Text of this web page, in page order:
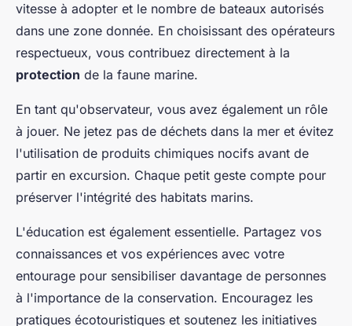
vitesse à adopter et le nombre de bateaux autorisés
dans une zone donnée. En choisissant des opérateurs
respectueux, vous contribuez directement à la
protection de la faune marine.
En tant qu'observateur, vous avez également un rôle
à jouer. Ne jetez pas de déchets dans la mer et évitez
l'utilisation de produits chimiques nocifs avant de
partir en excursion. Chaque petit geste compte pour
préserver l'intégrité des habitats marins.
L'éducation est également essentielle. Partagez vos
connaissances et vos expériences avec votre
entourage pour sensibiliser davantage de personnes
à l'importance de la conservation. Encouragez les
pratiques écotouristiques et soutenez les initiatives